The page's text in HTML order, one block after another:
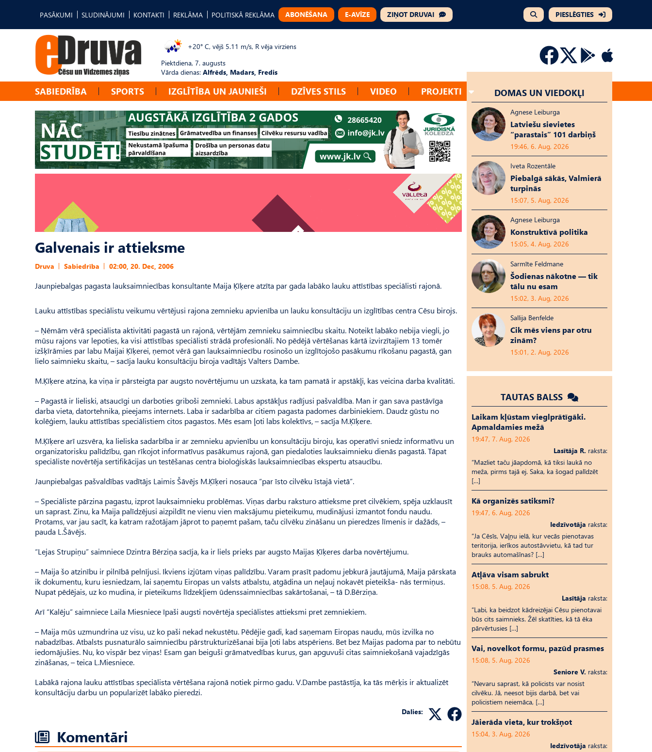
PASĀKUMI SLUDINĀJUMI KONTAKTI REKLĀMA POLITISKĀ REKLĀMA ABONĒŠANA E-AVĪZE ZIŅOT DRUVAI PIESLĒGTIES
+20° C, vējš 5.11 m/s, R vēja virziens
Piektdiena, 7. augusts
Vārda dienas: Alfrēds, Madars, Fredis
SABIEDRĪBA SPORTS IZGLĪTĪBA UN JAUNIEŠI DZĪVES STILS VIDEO PROJEKTI
Galvenais ir attieksme
Druva Sabiedrība 02:00, 20. Dec, 2006
Jaunpiebalgas pagasta lauksaimniecības konsultante Maija Ķīķere atzīta par gada labāko lauku attīstības speciālisti rajonā.
Lauku attīstības speciālistu veikumu vērtējusi rajona zemnieku apvienība un lauku konsultāciju un izglītības centra Cēsu birojs.
– Ņēmām vērā speciālista aktivitāti pagastā un rajonā, vērtējām zemnieku saimniecību skaitu. Noteikt labāko nebija viegli, jo
mūsu rajons var lepoties, ka visi attīstības speciālisti strādā profesionāli. No pēdējā vērtēšanas kārtā izvirzītajiem 13 tomēr
izšķīrāmies par labu Maijai Ķīķerei, ņemot vērā gan lauksaimniecību rosinošo un izglītojošo pasākumu rīkošanu pagastā, gan
lielo saimnieku skaitu, – sacīja lauku konsultāciju biroja vadītājs Valters Dambe.
M.Ķīķere atzina, ka viņa ir pārsteigta par augsto novērtējumu un uzskata, ka tam pamatā ir apstākļi, kas veicina darba kvalitāti.
– Pagastā ir lieliski, atsaucīgi un darboties griboši zemnieki. Labus apstākļus radījusi pašvaldība. Man ir gan sava pastāvīga
darba vieta, datortehnika, pieejams internets. Laba ir sadarbība ar citiem pagasta padomes darbiniekiem. Daudz gūstu no
kolēģiem, lauku attīstības speciālistiem citos pagastos. Mēs esam ļoti labs kolektīvs, – sacīja M.Ķīķere.
M.Ķīķere arī uzsvēra, ka lieliska sadarbība ir ar zemnieku apvienību un konsultāciju biroju, kas operatīvi sniedz informatīvu un
organizatorisku palīdzību, gan rīkojot informatīvus pasākumus rajonā, gan piedaloties lauksaimnieku dienās pagastā. Tāpat
speciāliste novērtēja sertifikācijas un testēšanas centra bioloģiskās lauksaimniecības ekspertu atsaucību.
Jaunpiebalgas pašvaldības vadītājs Laimis Šāvējs M.Ķīķeri nosauca “par īsto cilvēku īstajā vietā”.
– Speciāliste pārzina pagastu, izprot lauksaimnieku problēmas. Viņas darbu raksturo attieksme pret cilvēkiem, spēja uzklausīt
un saprast. Zinu, ka Maija palīdzējusi aizpildīt ne vienu vien maksājumu pieteikumu, mudinājusi izmantot fondu naudu.
Protams, var jau sacīt, ka katram ražotājam jāprot to paņemt pašam, taču cilvēku zināšanu un pieredzes līmenis ir dažāds, –
pauda L.Šāvējs.
“Lejas Strupiņu” saimniece Dzintra Bērziņa sacīja, ka ir liels prieks par augsto Maijas Ķīķeres darba novērtējumu.
– Maija šo atzinību ir pilnībā pelnījusi. Ikviens izjūtam viņas palīdzību. Varam prasīt padomu jebkurā jautājumā, Maija pārskata
ik dokumentu, kuru iesniedzam, lai saņemtu Eiropas un valsts atbalstu, atgādina un neļauj nokavēt pieteikša- nās termiņus.
Nupat pēdējais, uz ko mudina, ir pieteikums līdzekļiem ūdenssaimniecības sakārtošanai, – tā D.Bērziņa.
Arī “Kalēju” saimniece Laila Miesniece īpaši augsti novērtēja speciālistes attieksmi pret zemniekiem.
– Maija mūs uzmundrina uz visu, uz ko paši nekad nekustētu. Pēdējie gadi, kad saņemam Eiropas naudu, mūs izvilka no
nabadzības. Atbalsts pusnaturālo saimniecību pārstrukturizēšanai bija ļoti labs atspēriens. Bet bez Maijas padoma par to nebūtu
iedomājušies. Nu, ko vispār bez viņas! Esam gan beiguši grāmatvedības kurus, gan apguvuši citas saimniekošanā vajadzīgās
zināšanas, – teica L.Miesniece.
Labākā rajona lauku attīstības speciālista vērtēšana rajonā notiek pirmo gadu. V.Dambe pastāstīja, ka tās mērķis ir aktualizēt
konsultāciju darbu un popularizēt labāko pieredzi.
Dalies:
Komentāri
DOMAS UN VIEDOKĻI
Agnese Leiburga
Latviešu sievietes
“parastais” 101 darbiņš
19:46, 6. Aug, 2026
Iveta Rozentāle
Piebalgā sākās, Valmierā
turpinās
15:07, 5. Aug, 2026
Agnese Leiburga
Konstruktīvā politika
15:05, 4. Aug, 2026
Sarmīte Feldmane
Šodienas nākotne — tik
tālu nu esam
15:02, 3. Aug, 2026
Sallija Benfelde
Cik mēs viens par otru
zinām?
15:01, 2. Aug, 2026
TAUTAS BALSS
Laikam kļūstam vieglprātīgāki.
Apmaldamies mežā
19:47, 7. Aug, 2026
Lasītāja R. raksta:
“Mazliet taču jāapdomā, kā tiksi laukā no
meža, pirms tajā ej. Saka, ka šogad palīdzēt
[…]
Kā organizēs satiksmi?
19:47, 6. Aug, 2026
Iedzīvotāja raksta:
“Ja Cēsīs, Vaļņu ielā, kur vecās pienotavas
teritorija, ierīkos autostāvvietu, kā tad tur
brauks automašīnas? […]
Atļāva visam sabrukt
15:08, 5. Aug, 2026
Lasītāja raksta:
“Labi, ka beidzot kādreizējai Cēsu pienotavai
būs cits saimnieks. Žēl skatīties, kā tā ēka
pārvērtusies […]
Vai, novelkot formu, pazūd prasmes
15:08, 5. Aug, 2026
Seniore V. raksta:
“Nevaru saprast, kā policists var nosist
cilvēku. Jā, neesot bijis darbā, bet vai
policistiem neiemāca, […]
Jāierāda vieta, kur trokšņot
15:04, 3. Aug, 2026
Iedzīvotāja raksta: